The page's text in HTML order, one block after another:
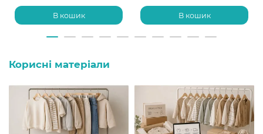
В кошик В кошик
Корисні матеріали